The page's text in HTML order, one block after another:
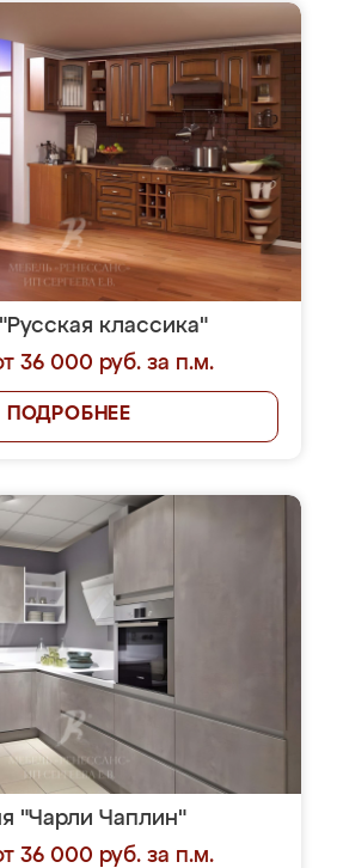
классика"
36 000 руб. за п.м.
ПОДРОБНЕЕ
"Чарли Чаплин"
36 000 руб. за п.м.